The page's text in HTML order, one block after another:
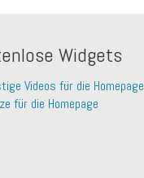
Widgets
Videos für die Homepage
für die Homepage